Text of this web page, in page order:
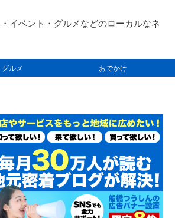
イベント・グルメなどのローカルなネ
グルメ おでかけ